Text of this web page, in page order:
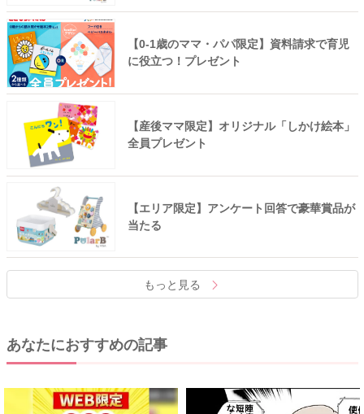
【0-1歳のママ・パパ限定】資料請求で育児
に役立つ！プレゼント
【産後ママ限定】オリジナル「しかけ絵本」
全員プレゼント
【エリア限定】アンケート回答で豪華賞品が
当たる
もっと見る
あなたにおすすめの記事